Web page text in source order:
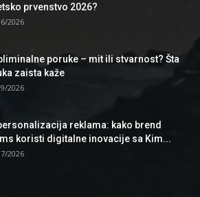
prvenstvo 2026?
2026
poruke – mit ili stvarnost? Šta
zaista kaže
2026
reklama: kako brend
koristi digitalne inovacije sa Kim...
2026